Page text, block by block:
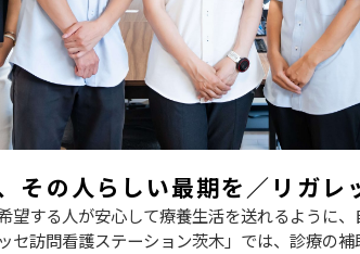
その人らしい最期を／リガ
望する人が安心して療養生活を送れるように
訪問看護ステーション茨木」では、診療の